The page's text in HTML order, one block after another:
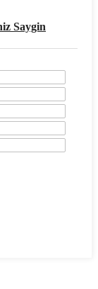
Saygin